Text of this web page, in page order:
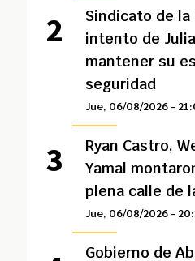
Sindicato de la
intento de
mantener su
seguridad
Jue, 06/08/2026 -
Ryan Castro,
Yamal
plena calle de
Jue, 06/08/2026 -
Gobierno de